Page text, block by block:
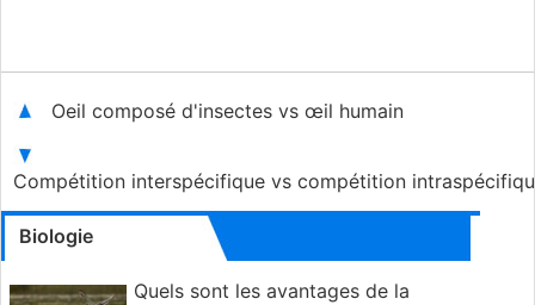
Oeil composé d'insectes vs œil humain
Compétition interspécifique vs compétition
Biologie
Quels sont les avantages de la